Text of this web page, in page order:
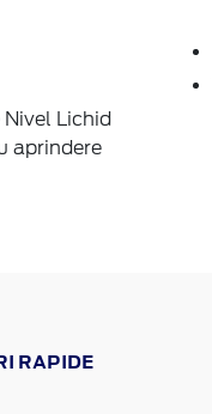
Lichid
aprindere
RAPIDE